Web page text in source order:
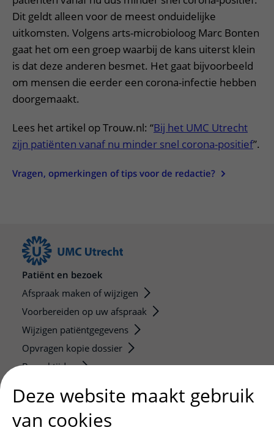
Dit geldt alleen voor de meest onduidelijke
uitkomsten. Volgens arts-microbioloog Marc Bonten
gaat het om een groep waarbij de kans uiterst klein
is dat deze anderen besmet. Het gaat bijvoorbeeld
om mensen die eerder een corona-infectie hebben
doorgemaakt.
Lees het artikel op Trouw.nl: “Bij het UMC Utrecht
zijn patiënten vanaf nu minder snel corona-positief”.
Vragen, opmerkingen of tips voor de redactie?
Patiënt en bezoek
Afspraak maken of wijzigen
Voorbereiden op uw afspraak
Wijzigen patiëntgegevens
Opvragen kopie dossier
Bezoektijden
Onderwijs en onderzoek
Onze opleidingen
Deze website maakt gebruik
van cookies